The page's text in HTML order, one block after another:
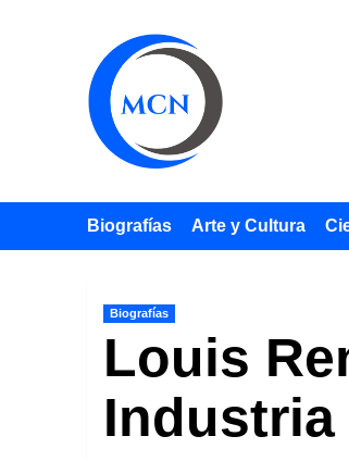
Biografías Arte y Cultura
Biografías
Louis
Industria